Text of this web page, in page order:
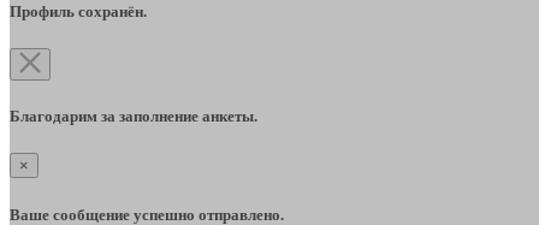
Профиль сохранён.
Благодарим за заполнение анкеты.
×
Ваше сообщение успешно отправлено.